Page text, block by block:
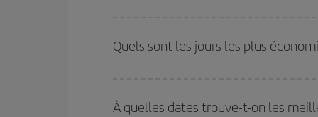
votre aller-retour. Si vous n'avez pas d'idée de
plus économique.
Quels sont les jours les plus
vous partez, où vous voulez aller et à quelles
À quelles dates trouve-t-on les